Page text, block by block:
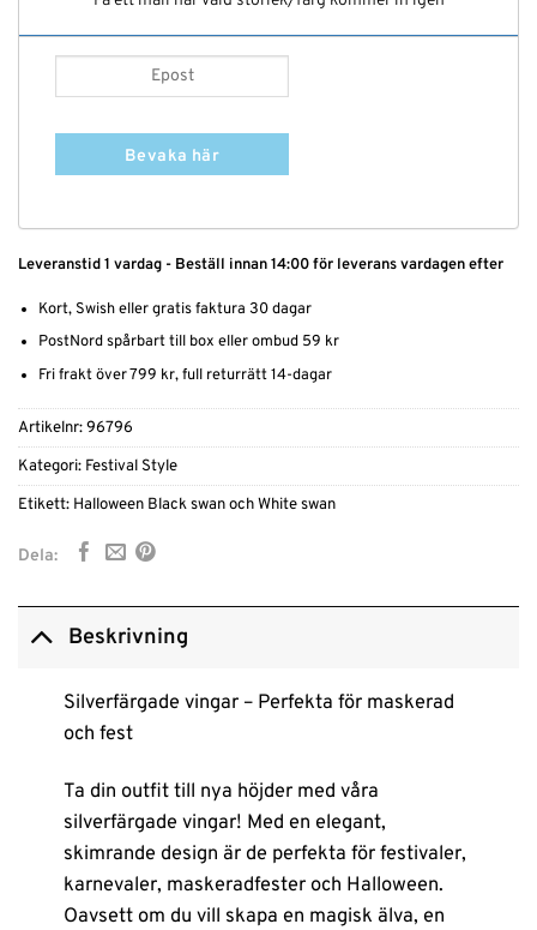
Bevaka här
Leveranstid 1 vardag - Beställ innan 14:00 för leverans vardagen efter
Kort, Swish eller gratis faktura 30 dagar
PostNord spårbart till box eller ombud 59 kr
Fri frakt över 799 kr, full returrätt 14-dagar
Artikelnr:96796
Kategori: Festival Style
Etikett: Halloween Black swan och White swan
Dela:
Beskrivning
Silverfärgade vingar – Perfekta för maskerad
och fest
Ta din outfit till nya höjder med våra
silverfärgade vingar! Med en elegant,
skimrande design är de perfekta för festivaler,
karnevaler, maskeradfester och Halloween.
Oavsett om du vill skapa en magisk älva, en